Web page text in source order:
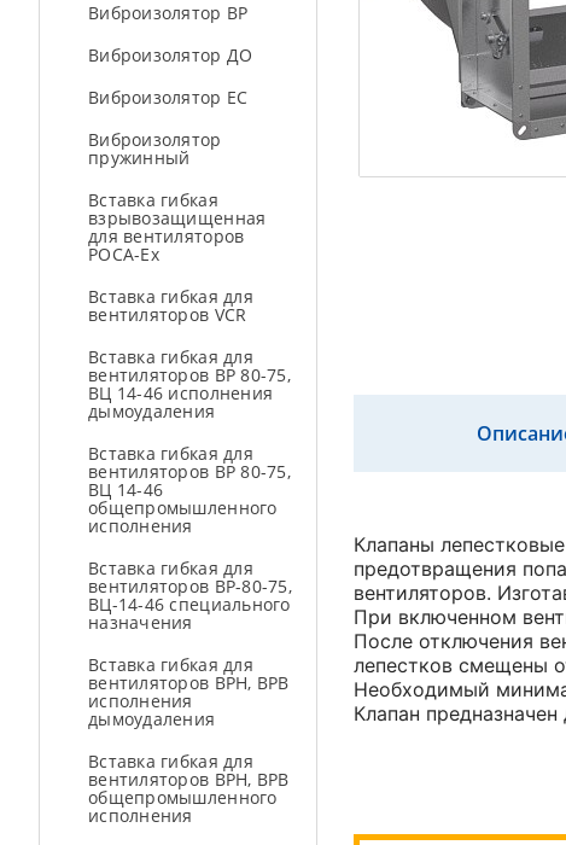
Виброизолятор ВР
Виброизолятор ДО
Виброизолятор ЕС
Виброизолятор
пружинный
Вставка гибкая
взрывозащищенная
для вентиляторов
РОСА-Ex
Вставка гибкая для
вентиляторов VCR
Вставка гибкая для
вентиляторов ВР 80-75,
ВЦ 14-46 исполнения
дымоудаления
Вставка гибкая для
вентиляторов ВР 80-75,
ВЦ 14-46
общепромышленного
исполнения
Вставка гибкая для
вентиляторов ВР-80-75,
ВЦ-14-46 специального
назначения
Вставка гибкая для
вентиляторов ВРН, ВРВ
исполнения
дымоудаления
Вставка гибкая для
вентиляторов ВРН, ВРВ
общепромышленного
исполнения
Клапаны
предотвращения
вентиляторов.
При включенном
После отключения
лепестков смещены
Необходимый
Клапан